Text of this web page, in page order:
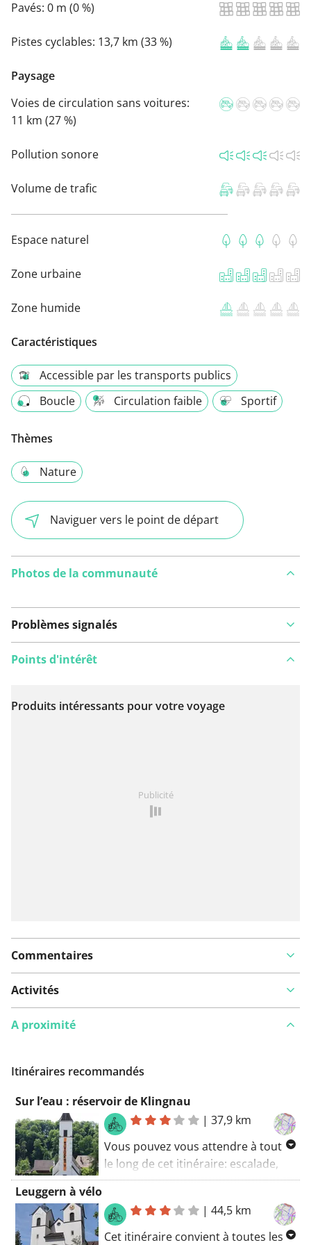
Pavés: 0 m (0 %)
Pistes cyclables: 13,7 km (33 %)
Paysage
Voies de circulation sans voitures:
11 km (27 %)
Pollution sonore
Volume de trafic
Espace naturel
Zone urbaine
Zone humide
Caractéristiques
Accessible par les transports publics
Boucle
Circulation faible Sportif
Thèmes
Nature
Naviguer vers le point de départ
Photos de la communauté
Problèmes signalés
Voir sur la carte
Points d'intérêt
Produits intéressants pour votre voyage
Publicité
Commentaires
Activités
A proximité
Itinéraires recommandés
Sur l’eau : réservoir de Klingnau
|37,9 km
Vous pouvez vous attendre à tout
le long de cet itinéraire: escalade,
descente et beaux endroits où
impression de l’impressionnant
château le long de cette route
Leuggern à vélo
|44,5 km
Cet itinéraire convient à toutes les